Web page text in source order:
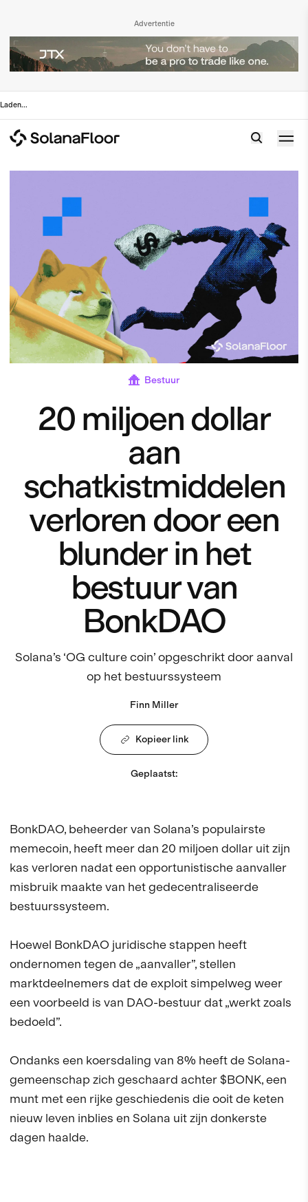
Advertentie
Laden...
Bestuur
20 miljoen dollar
aan
schatkistmiddelen
verloren door een
blunder in het
bestuur van
BonkDAO
Solana’s ‘OG culture coin’ opgeschrikt door aanval
op het bestuurssysteem
Finn Miller
Kopieer link
Geplaatst:
BonkDAO, beheerder van Solana’s populairste
memecoin, heeft meer dan 20 miljoen dollar uit zijn
kas verloren nadat een opportunistische aanvaller
misbruik maakte van het gedecentraliseerde
bestuurssysteem.
Hoewel BonkDAO juridische stappen heeft
ondernomen tegen de „aanvaller”, stellen
marktdeelnemers dat de exploit simpelweg weer
een voorbeeld is van DAO-bestuur dat „werkt zoals
bedoeld”.
Ondanks een koersdaling van 8% heeft de Solana-
gemeenschap zich geschaard achter $BONK, een
munt met een rijke geschiedenis die ooit de keten
nieuw leven inblies en Solana uit zijn donkerste
dagen haalde.